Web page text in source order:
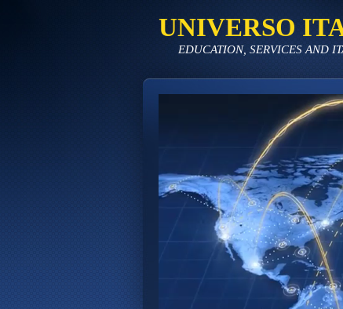
UNIVERSO
EDUCATION, SERVICES AND